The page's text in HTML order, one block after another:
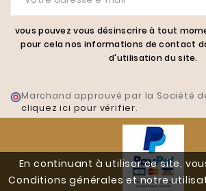
En continuant à utiliser ce site,
Conditions générales et notre
vous pouvez vous désinscrire à tout
pour cela nos informations de contact
d'utilisation du site.
Marchand approuvé par la Société
cliquez ici pour vérifier.